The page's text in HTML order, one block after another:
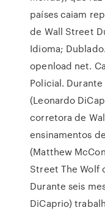
países caiam
de Wall Street
Idioma;
openload net.
Policial.
(Leonardo
corretora de
ensinamentos
(Matthew
Street The Wolf
Durante seis
DiCaprio)